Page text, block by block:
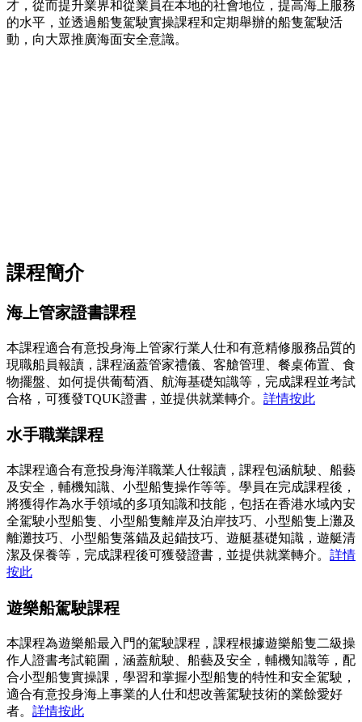
才，從而提升業界和從業員在本地的社會地位，提高海上服務
的水平，並透過船隻駕駛實操課程和定期舉辦的船隻駕駛活
動，向大眾推廣海面安全意識。
課程簡介
海上管家證書課程
本課程適合有意投身海上管家行業人仕和有意精修服務品質的
現職船員報讀，課程涵蓋管家禮儀、客艙管理、餐桌佈置、食
物擺盤、如何提供葡萄酒、航海基礎知識等，完成課程並考試
合格，可獲發TQUK證書，並提供就業轉介。 詳情按此
水手職業課程
本課程適合有意投身海洋職業人仕報讀，課程包涵航駛、船藝
及安全，輔機知識、小型船隻操作等等。學員在完成課程後，
將獲得作為水手領域的多項知識和技能，包括在香港水域內安
全駕駛小型船隻、小型船隻離岸及泊岸技巧、小型船隻上灘及
離灘技巧、小型船隻落錨及起錨技巧、遊艇基礎知識，遊艇清
潔及保養等，完成課程後可獲發證書，並提供就業轉介。 詳情
按此
遊樂船駕駛課程
本課程為遊樂船最入門的駕駛課程，課程根據遊樂船隻二級操
作人證書考試範圍，涵蓋航駛、船藝及安全，輔機知識等，配
合小型船隻實操課，學習和掌握小型船隻的特性和安全駕駛，
適合有意投身海上事業的人仕和想改善駕駛技術的業餘愛好
者。 詳情按此